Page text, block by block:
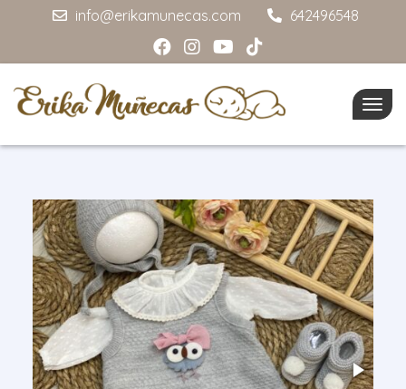
info@erikamunecas.com 642496548